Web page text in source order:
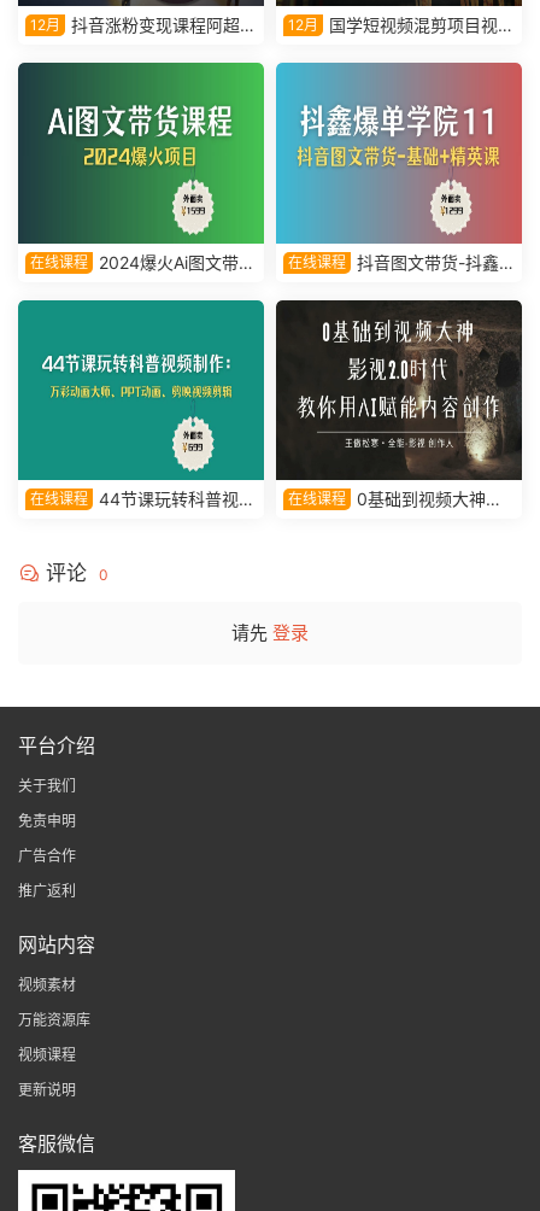
12月
抖音涨粉变现课程阿超教
12月
国学短视频混剪项目视频
在线课程
2024爆火Ai图文带货
在线课程 抖音图文带货-抖鑫
在线课程 44节课玩转科普视频
在线课程 0基础到视频大神，
评论 0
请先 登录
平台介绍
关于我们
免责申明
广告合作
推广返利
网站内容
视频素材
万能资源库
视频课程
更新说明
客服微信